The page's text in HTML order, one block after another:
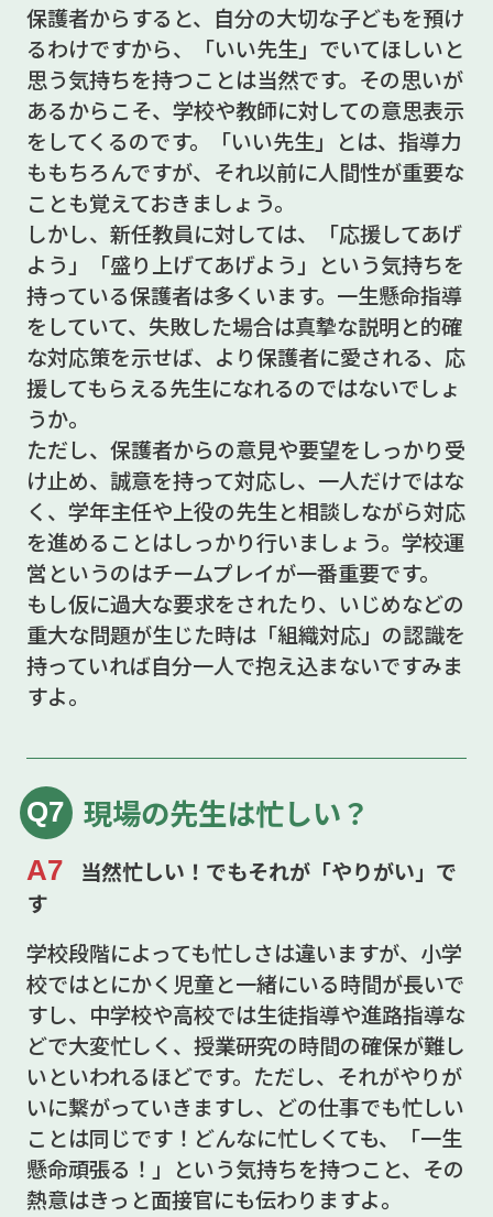
保護者からすると、自分の大切な子どもを預け
るわけですから、「いい先生」でいてほしいと
思う気持ちを持つことは当然です。その思いが
あるからこそ、学校や教師に対しての意思表示
をしてくるのです。「いい先生」とは、指導力
ももちろんですが、それ以前に人間性が重要な
ことも覚えておきましょう。
しかし、新任教員に対しては、「応援してあげ
よう」「盛り上げてあげよう」という気持ちを
持っている保護者は多くいます。一生懸命指導
をしていて、失敗した場合は真摯な説明と的確
な対応策を示せば、より保護者に愛される、応
援してもらえる先生になれるのではないでしょ
うか。
ただし、保護者からの意見や要望をしっかり受
け止め、誠意を持って対応し、一人だけではな
く、学年主任や上役の先生と相談しながら対応
を進めることはしっかり行いましょう。学校運
営というのはチームプレイが一番重要です。
もし仮に過大な要求をされたり、いじめなどの
重大な問題が生じた時は「組織対応」の認識を
持っていれば自分一人で抱え込まないですみま
すよ。
Q7 現場の先生は忙しい？
A7
当然忙しい！でもそれが「やりがい」で
す
学校段階によっても忙しさは違いますが、小学
校ではとにかく児童と一緒にいる時間が長いで
すし、中学校や高校では生徒指導や進路指導な
どで大変忙しく、授業研究の時間の確保が難し
いといわれるほどです。ただし、それがやりが
いに繋がっていきますし、どの仕事でも忙しい
ことは同じです！どんなに忙しくても、「一生
懸命頑張る！」という気持ちを持つこと、その
熱意はきっと面接官にも伝わりますよ。